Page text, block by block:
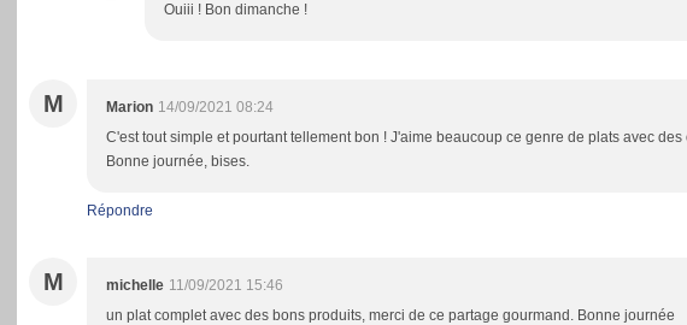
Ouiii ! Bon dimanche !
M Marion 14/09/2021 08:24
C'est tout simple et pourtant tellement bon ! J'aime beaucoup ce genre de plats avec des
Bonne journée, bises.
Répondre
M michelle 11/09/2021 15:46
un plat complet avec des bons produits, merci de ce partage gourmand. Bonne journée